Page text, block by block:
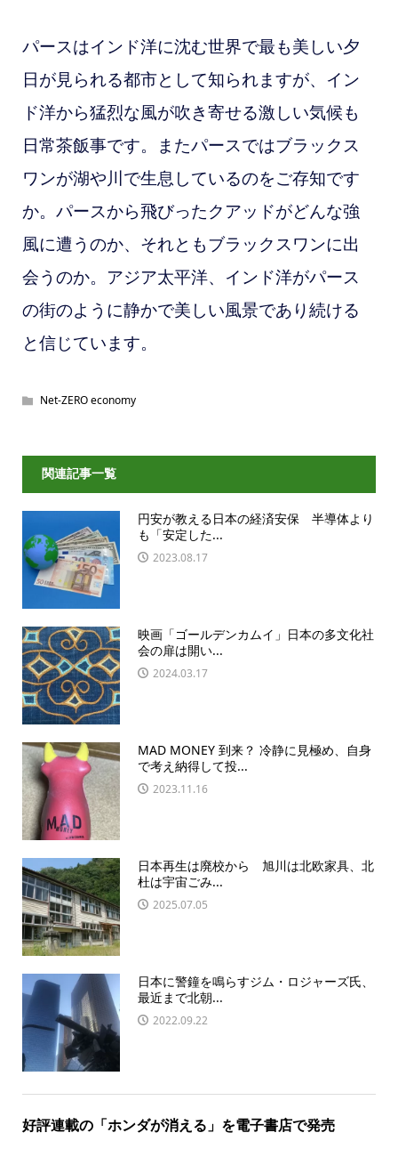
パースはインド洋に沈む世界で最も美しい夕
日が見られる都市として知られますが、イン
ド洋から猛烈な風が吹き寄せる激しい気候も
日常茶飯事です。またパースではブラックス
ワンが湖や川で生息しているのをご存知です
か。パースから飛びったクアッドがどんな強
風に遭うのか、それともブラックスワンに出
会うのか。アジア太平洋、インド洋がパース
の街のように静かで美しい風景であり続ける
と信じています。
Net-ZERO economy
関連記事一覧
円安が教える日本の経済安保 半導体より
も「安定した...
2023.08.17
映画「ゴールデンカムイ」日本の多文化社
会の扉は開い...
2024.03.17
MAD MONEY 到来？ 冷静に見極め、自身
で考え納得して投...
2023.11.16
日本再生は廃校から 旭川は北欧家具、北
杜は宇宙ごみ...
2025.07.05
日本に警鐘を鳴らすジム・ロジャーズ氏、
最近まで北朝...
2022.09.22
好評連載の「ホンダが消える」を電子書店で発売